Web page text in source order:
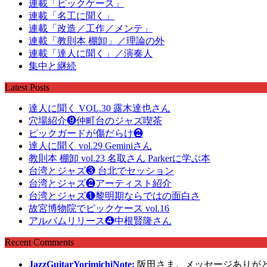
連載「ピックケース」
連載「名工に聞く」
連載「改造／工作／メンテ」
連載「教則本 棚卸」／理論の外
連載「達人に聞く」／演奏人
集中と継続
Latest Posts
達人に聞く VOL.30 露木達也さん
穴場紹介❾仲町台のジャズ喫茶
ピックガードが傷だらけ❷
達人に聞く vol.29 Geminiさん
教則本 棚卸 vol.23 名取さん Parkerに学ぶ本
台湾とジャズ❸ 台北でセッション
台湾とジャズ❷アーティスト紹介
台湾とジャズ❶黎明期ならではの面白さ
故宮博物院でピックケース vol.16
アルバムリリース❹中根賢隆さん
Recent Comments
JazzGuitarYorimichiNote: 阪田さま。メッセージあり